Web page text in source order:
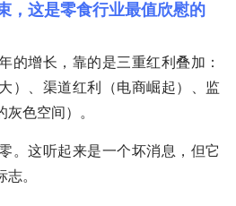
，这是零食行业最值欣慰的
的增长，靠的是三重红利叠加：
）、渠道红利（电商崛起）、监
色空间）。
。这听起来是一个坏消息，但它
。